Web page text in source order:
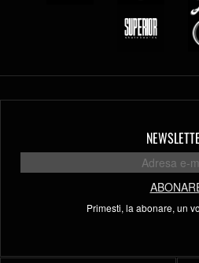
Primesti, la abonare, un